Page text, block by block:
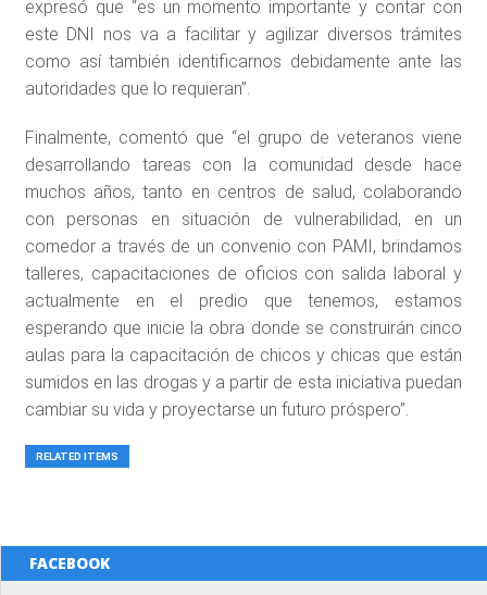
expresó que “es un momento importante y contar con
este DNI nos va a facilitar y agilizar diversos trámites
como así también identificarnos debidamente ante las
autoridades que lo requieran”.
Finalmente, comentó que “el grupo de veteranos viene
desarrollando tareas con la comunidad desde hace
muchos años, tanto en centros de salud, colaborando
con personas en situación de vulnerabilidad, en un
comedor a través de un convenio con PAMI, brindamos
talleres, capacitaciones de oficios con salida laboral y
actualmente en el predio que tenemos, estamos
esperando que inicie la obra donde se construirán cinco
aulas para la capacitación de chicos y chicas que están
sumidos en las drogas y a partir de esta iniciativa puedan
cambiar su vida y proyectarse un futuro próspero”.
RELATED ITEMS
FACEBOOK